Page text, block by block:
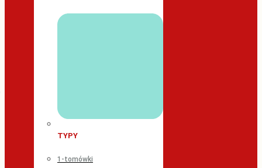
TYPY
1-tomówki